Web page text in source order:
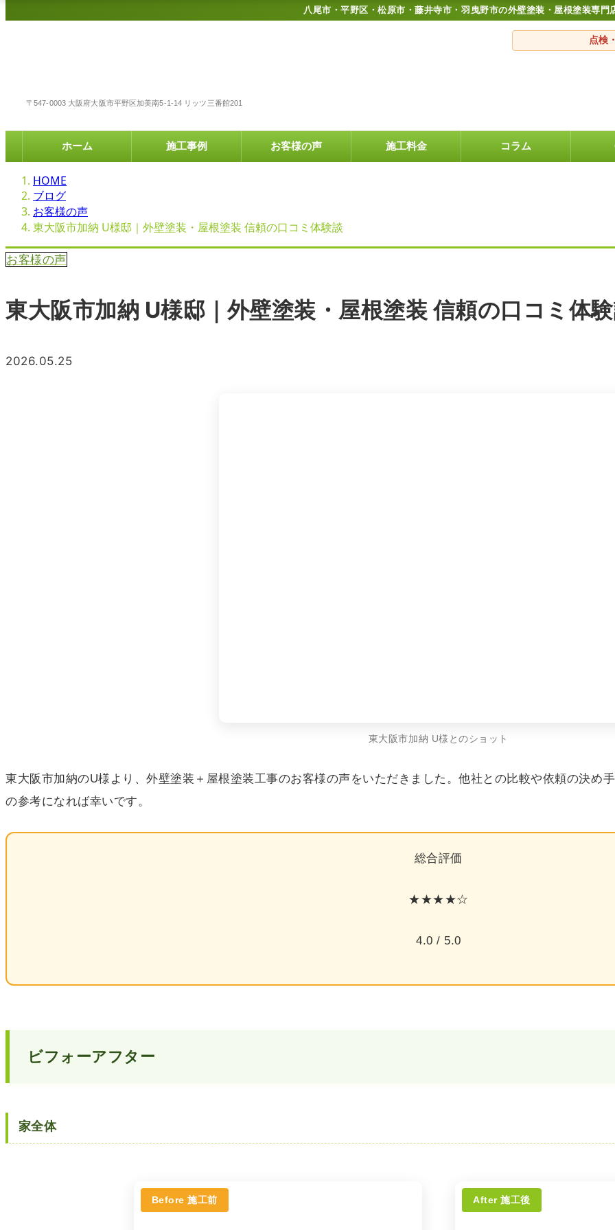
八尾市・平野区・松原市・藤井寺市・羽曳野市の外壁塗装・屋根塗装専門
〒547-0003 大阪府大阪市平野区加美南5-1-14 リッツ三番館201
点検
ホーム 施工事例 お客様の声 施工料金 コラム
HOME
ブログ
お客様の声
東大阪市加納 U様邸｜外壁塗装・屋根塗装 信頼の口コミ体験談
お客様の声
東大阪市加納 U様邸｜外壁塗装・屋根塗装 信頼の口コミ体
2026.05.25
東大阪市加納 U様とのショット
東大阪市加納のU様より、外壁塗装＋屋根塗装工事のお客様の声をいただきました。他社との比較や依頼の決め
の参考になれば幸いです。
総合評価
★★★★☆
4.0 / 5.0
ビフォーアフター
家全体
Before 施工前 After 施工後